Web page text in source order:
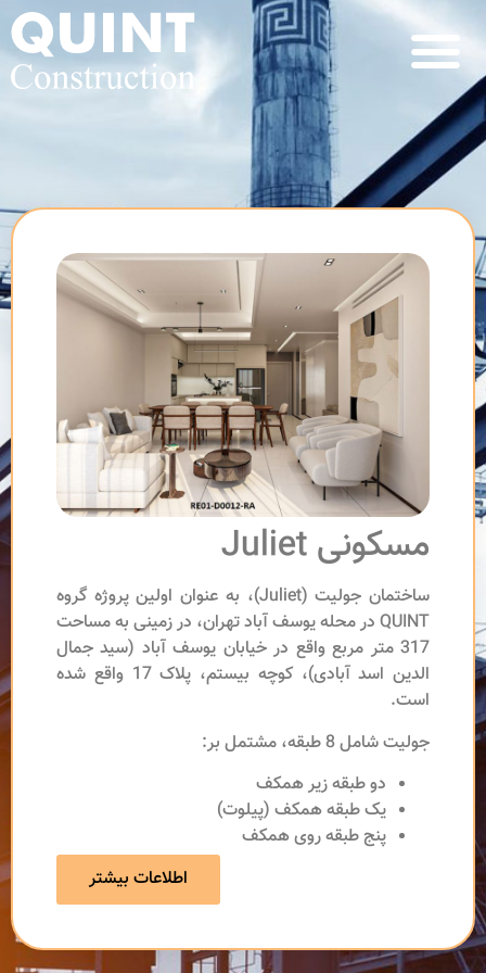
پروژه ها
مسکونی Juliet
ساختمان جولیت (Juliet)، به عنوان اولین پروژه گروه
QUINT در محله یوسف آباد تهران، در زمینی به مساحت
317 متر مربع واقع در خیابان یوسف آباد (سید جمال
الدین اسد آبادی)، کوچه بیستم، پلاک 17 واقع شده
است.
جولیت شامل 8 طبقه، مشتمل بر:
دو طبقه زیر همکف
یک طبقه همکف (پیلوت)
پنج طبقه روی همکف
اطلاعات بیشتر